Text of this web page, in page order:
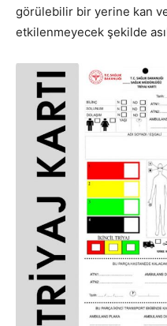
görülebilir bir yerine kan
etkilenmeyecek şekilde